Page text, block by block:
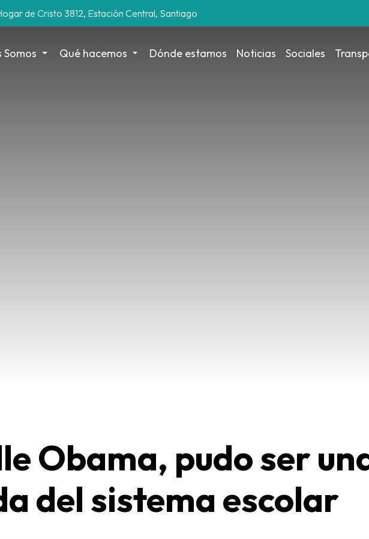
de Cristo 3812, Estación Central, Santiago
Somos Qué hacemos Dónde estamos Noticias Sociales
Obama, pudo ser
del sistema escolar